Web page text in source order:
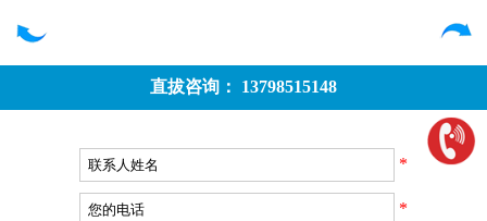
直拔咨询： 13798515148
*
*